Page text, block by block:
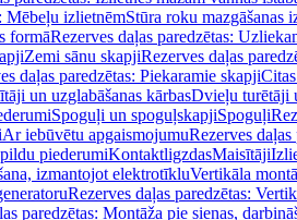
Mēbeļu izlietnēmStūra roku mazgāšanas
formāRezerves daļas paredzētas:
Zemi sānu skapjiRezerves daļas
daļas paredzētas: Piekaramie skapji
un uzglabāšanas kārbasDvieļu turētāji
Spoguļi un spoguļskapjiSpoguļi
Ar iebūvētu apgaismojumuRezerves
piederumiKontaktligzdasMaisītāji
izmantojot elektrotīkluVertikāla
Rezerves daļas paredzētas:
paredzētas: Montāža pie sienas,